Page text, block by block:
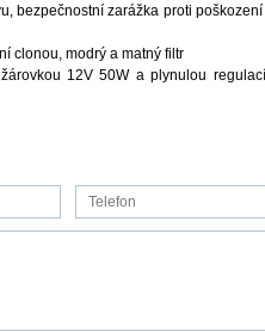
bezpečnostní zarážka proti
clonou, modrý a matný filtr
12V 50W a plynulou